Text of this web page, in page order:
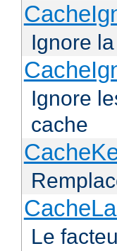
Ignore
Ignore
cache
Le